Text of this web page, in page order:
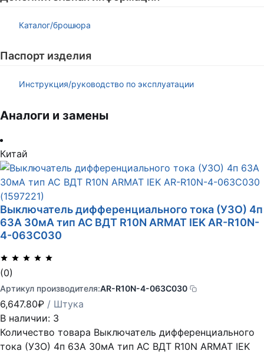
Каталог/брошюра
Паспорт изделия
Инструкция/руководство по эксплуатации
Аналоги и замены
Китай
Выключатель дифференциального тока (УЗО) 4п
63А 30мА тип AC ВДТ R10N ARMAT IEK AR-R10N-
4-063C030
(0)
Артикул производителя:AR-R10N-4-063C030
6,647.80₽ / Штука
В наличии: 3
Количество товара Выключатель дифференциального
тока (УЗО) 4п 63А 30мА тип AC ВДТ R10N ARMAT IEK